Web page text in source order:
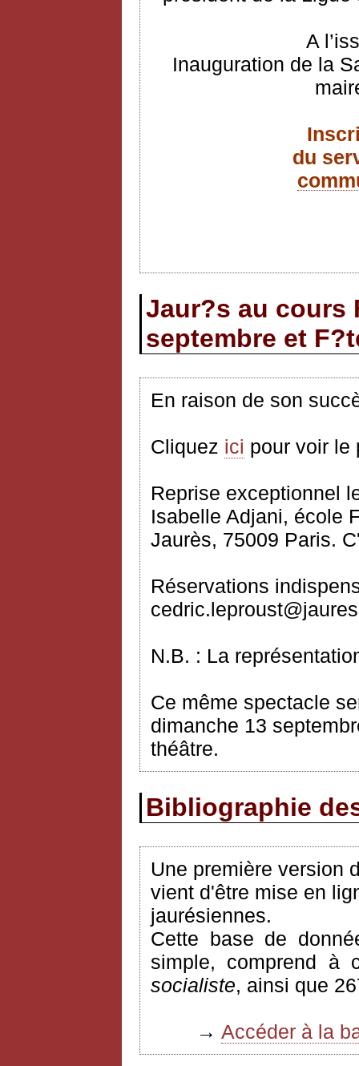
A
Inauguration de la
du
Jaur?s au cours
septembre et
En raison de son
Cliquez ici pour voir le
Reprise exceptionnel
Isabelle Adjani, école
Jaurès, 75009 Paris.
Réservations
N.B. : La
Ce même spectacle
dimanche 13
théâtre.
Bibliographie
Une première version
vient d'être mise en
jaurésiennes.
Cette base de
simple, comprend
socialiste, ainsi que
→ Accéder à la